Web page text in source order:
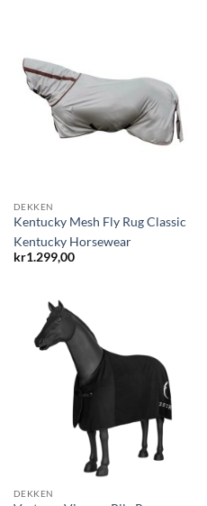
DEKKEN
Kentucky Mesh Fly Rug Classic
Kentucky Horsewear
kr1.299,00
DEKKEN